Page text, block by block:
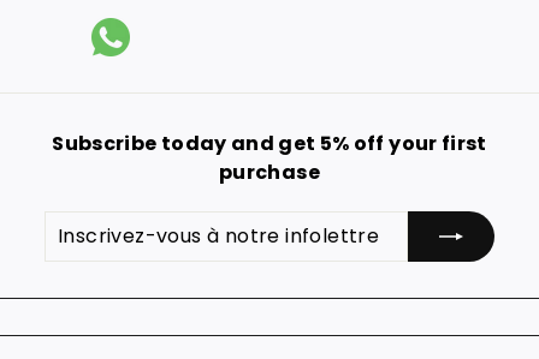
Subscribe today and get 5% off your first
purchase
Inscrivez-
vous
notre
S'inscrire